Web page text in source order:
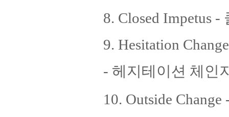
8. Closed Impetus
9. Hesitation
- 헤지테이션 체인
10. Outside